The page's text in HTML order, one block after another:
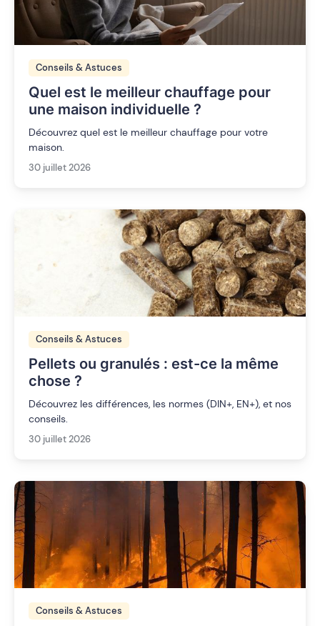
Conseils & Astuces
Quel est le meilleur chauffage pour
une maison individuelle ?
Découvrez quel est le meilleur chauffage pour votre
maison.
30 juillet 2026
Conseils & Astuces
Pellets ou granulés : est-ce la même
chose ?
Découvrez les différences, les normes (DIN+, EN+), et nos
conseils.
30 juillet 2026
Conseils & Astuces